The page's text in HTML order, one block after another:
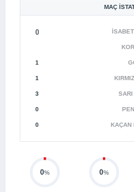
MAÇ
()
1
1
3 SARI
0
0 KAÇAN
0% 0%